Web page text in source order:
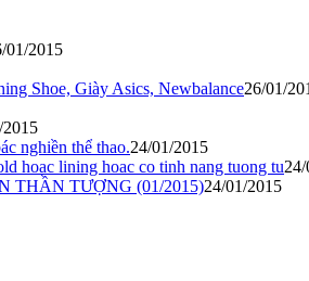
01/2015
Shoe, Giày Asics, Newbalance26/01/
2015
nghiền thể thao.24/01/2015
hoac lining hoac co tinh nang tuong tu
THẦN TƯỢNG (01/2015)24/01/2015